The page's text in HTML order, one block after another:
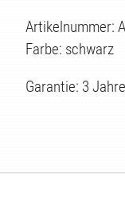
Artikelnummer:
Farbe: schwarz
Garantie: 3 Jahre